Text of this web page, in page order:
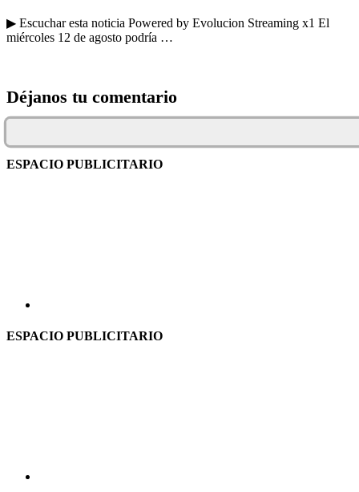
▶ Escuchar esta noticia Powered by Evolucion Streaming x1 El
miércoles 12 de agosto podría …
Déjanos tu comentario
ESPACIO PUBLICITARIO
ESPACIO PUBLICITARIO